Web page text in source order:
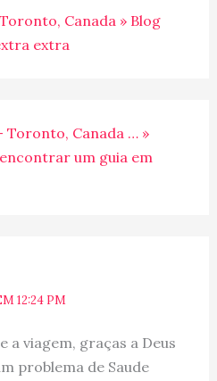
Canada » Blog
extra
Toronto, Canada … »
um guia em
12:24 PM
viagem, graças a Deus
problema de Saude